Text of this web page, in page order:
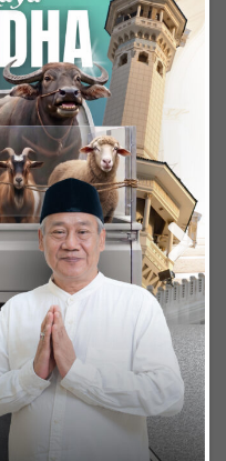
Next